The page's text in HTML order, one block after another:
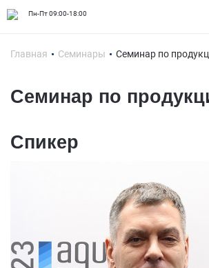
Пн-Пт 09:00-18:00
Главная Семинары Семинар по
Семинар по
Спикер